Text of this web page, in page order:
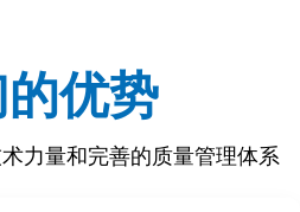
优势
力量和完善的质量管理体系